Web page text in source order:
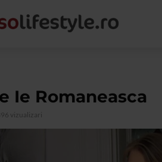
Ie Romaneasca
vizualizari